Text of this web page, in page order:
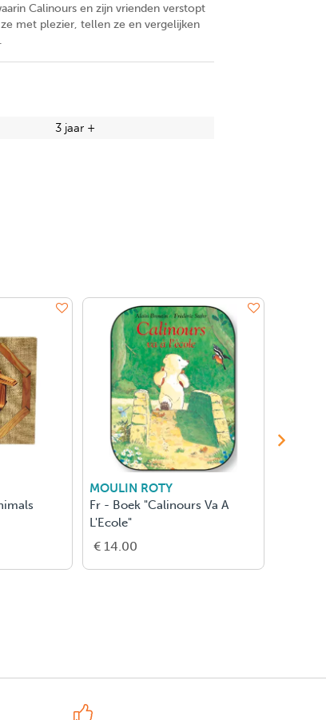
Calinours en zijn vrienden verstopt
met plezier, tellen ze en vergelijken
3 jaar +
Tombe La Nuit
Crazy Color (3-4 A.)